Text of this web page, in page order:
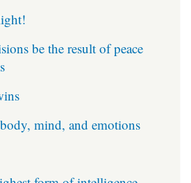
be the result of peace
mind, and emotions